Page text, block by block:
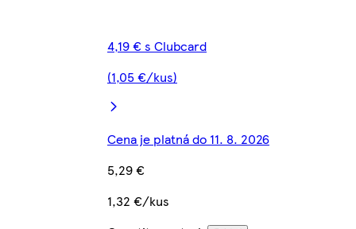
4,19 € s Clubcard
(1,05 €/kus)
Cena je platná do 11. 8. 2026
5,29 €
1,32 €/kus